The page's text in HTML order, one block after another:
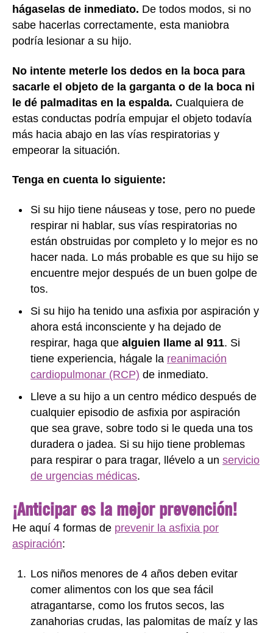
hágaselas de inmediato. De todos modos, si no
sabe hacerlas correctamente, esta maniobra
podría lesionar a su hijo.
No intente meterle los dedos en la boca para
sacarle el objeto de la garganta o de la boca ni
le dé palmaditas en la espalda. Cualquiera de
estas conductas podría empujar el objeto todavía
más hacia abajo en las vías respiratorias y
empeorar la situación.
Tenga en cuenta lo siguiente:
Si su hijo tiene náuseas y tose, pero no puede
respirar ni hablar, sus vías respiratorias no
están obstruidas por completo y lo mejor es no
hacer nada. Lo más probable es que su hijo se
encuentre mejor después de un buen golpe de
tos.
Si su hijo ha tenido una asfixia por aspiración y
ahora está inconsciente y ha dejado de
respirar, haga que alguien llame al 911. Si
tiene experiencia, hágale la reanimación
cardiopulmonar (RCP) de inmediato.
Lleve a su hijo a un centro médico después de
cualquier episodio de asfixia por aspiración
que sea grave, sobre todo si le queda una tos
duradera o jadea. Si su hijo tiene problemas
para respirar o para tragar, llévelo a un servicio
de urgencias médicas.
¡Anticipar es la mejor prevención!
He aquí 4 formas de prevenir la asfixia por
aspiración:
Los niños menores de 4 años deben evitar
comer alimentos con los que sea fácil
atragantarse, como los frutos secos, las
zanahorias crudas, las palomitas de maíz y las